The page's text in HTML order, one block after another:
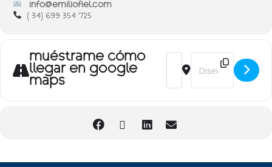
info@emiliofiel.com
( 34) 699 354 725
muéstrame cómo
llegar en google
maps
Address - Encuentro
Destination